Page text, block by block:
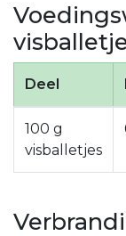
Deel
100 g
visballetjes